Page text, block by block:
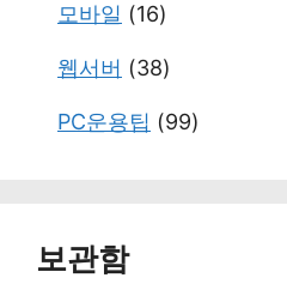
모바일 (16)
웹서버 (38)
PC운용팁 (99)
보관함